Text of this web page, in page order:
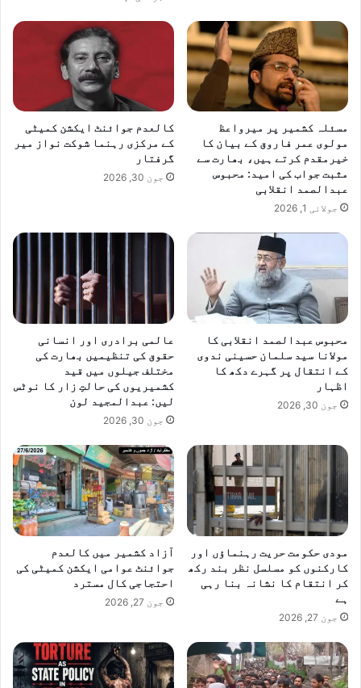
مسئلہ کشمیر پر میرواعظ
مولوی عمر فاروق کے بیان کا
خیرمقدم کرتے ہیں، بھارت سے
مثبت جواب کی امید: محبوس
عبدالصمد انقلابی
جولائی 1, 2026
کالعدم جوائنٹ ایکشن کمیٹی
کے مرکزی رہنما شوکت نواز میر
گرفتار
جون 30, 2026
محبوس عبدالصمد انقلابی کا
مولانا سید سلمان حسینی ندوی
کے انتقال پر گہرے دکھ کا
اظہار
جون 30, 2026
عالمی برادری اور انسانی
حقوق کی تنظیمیں بھارت کی
مختلف جیلوں میں قید
کشمیریوں کی حالتِ زار کا نوٹس
لیں: عبدالمجید لون
جون 30, 2026
مودی حکومت حریت رہنماؤں اور
کارکنوں کو مسلسل نظر بند رکھ
کر انتقام کا نشانہ بنا رہی
ہے
جون 27, 2026
آزاد کشمیر میں کالعدم
جوائنٹ عوامی ایکشن کمیٹی کی
احتجاجی کال مسترد
جون 27, 2026